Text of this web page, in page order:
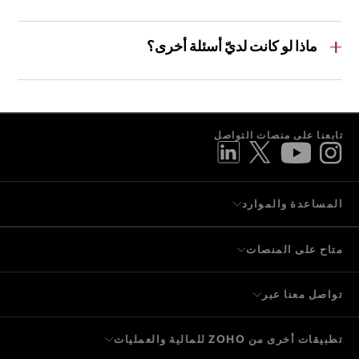
بتشفير SSL 256 بت، ومصادقة ثنائية، وعمليات فحص
دورية لمنع الفيروسات والوصول غير المصرح به. لمزيد من
ماذا لو كانت لديّ أسئلة أخرى؟
المساعدة والموارد
متاح على المنصات
تواصل معنا عبر
تابعنا على منصات التواصل
تطبيقات أخرى من ZOHO للمالية والعمليات